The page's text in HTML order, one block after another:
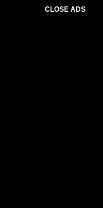
CLOSE ADS